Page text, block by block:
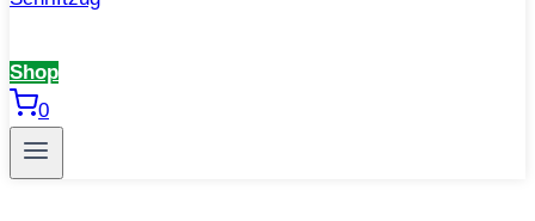
Shop
0